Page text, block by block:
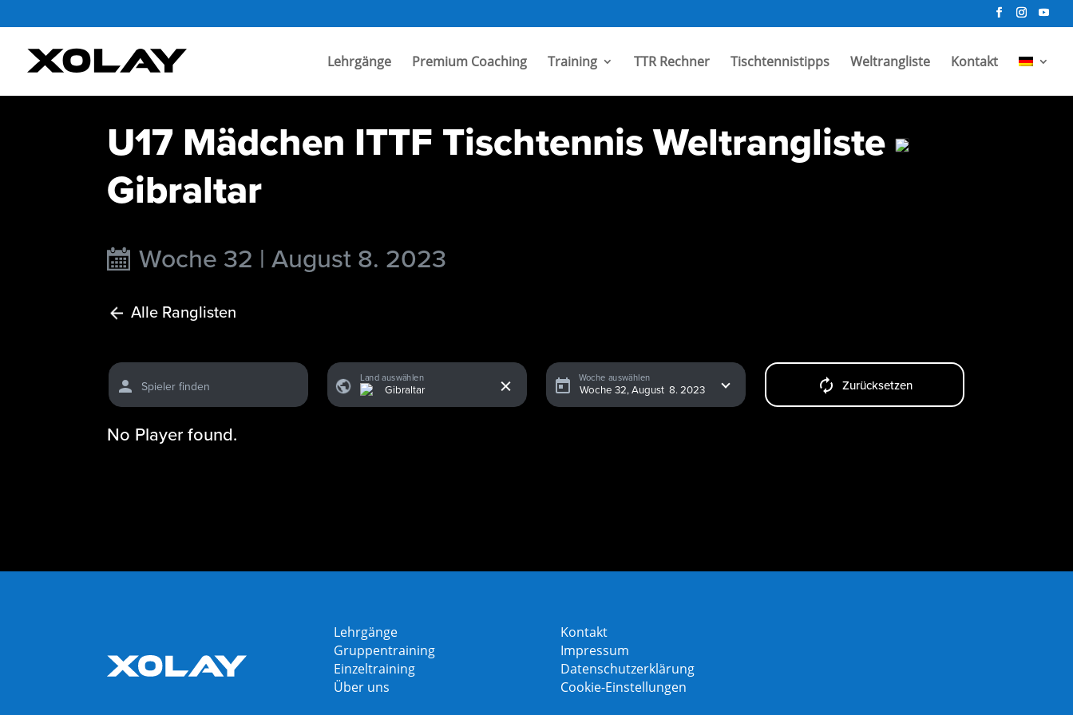
Lehrgänge Premium Coaching Training TTR Rechner Tischtennistipps Weltrangliste Kontakt
U17 Mädchen ITTF Tischtennis Weltrangliste
Gibraltar
Woche 32 | August 8. 2023
Alle Ranglisten
Spieler finden
Land auswählen Woche auswählen
Zurücksetzen
No Player found.
Lehrgänge
Gruppentraining
Einzeltraining
Über uns
Kontakt
Impressum
Datenschutzerklärung
Cookie-Einstellungen